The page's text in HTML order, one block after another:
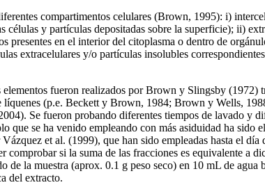
compartimentos celulares (Brown, 1995): i)
y partículas depositadas sobre la superficie); ii)
en el interior del citoplasma o dentro de
extracelulares y/o partículas insolubles
fueron realizados por Brown y Slingsby
(p.e. Beckett y Brown, 1984; Brown y Wells,
Se fueron probando diferentes tiempos de lavado y
que se ha venido empleando con más asiduidad ha
et al. (1999), que han sido empleadas hasta el
si la suma de las fracciones es equivalente a
la muestra (aprox. 0.1 g peso seco) en 10 mL de
del extracto.